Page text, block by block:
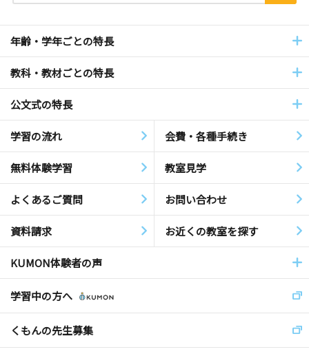
年齢・学年ごとの特長
教科・教材ごとの特長
公文式の特長
学習の流れ 会費・各種手続き
無料体験学習 教室見学
よくあるご質問 お問い合わせ
資料請求 お近くの教室を探す
KUMON体験者の声
学習中の方へ
くもんの先生募集